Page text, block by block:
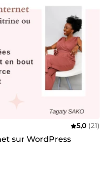
5,0 (21)
sur WordPress